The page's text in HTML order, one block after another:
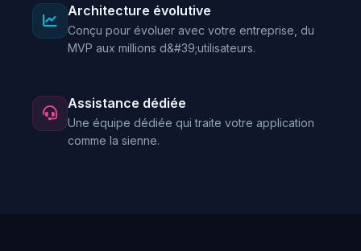
Architecture évolutive
Conçu pour évoluer avec votre entreprise, du
MVP aux millions d&#39;utilisateurs.
Assistance dédiée
Une équipe dédiée qui traite votre application
comme la sienne.